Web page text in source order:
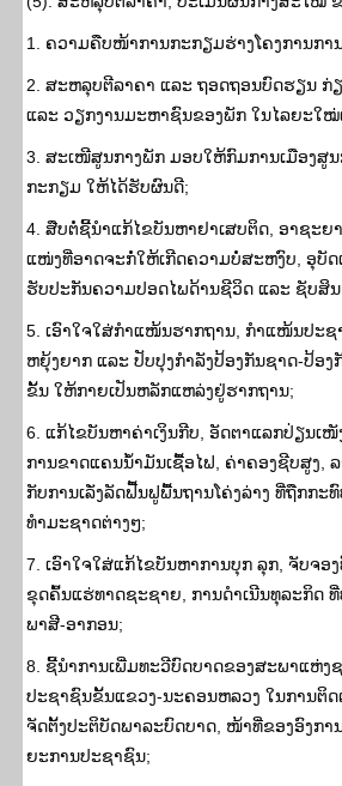
1. ຄວາມຄືບໜ້າການກະກຽມຮ່າງໂຄງການກາ
2. ສະຫລຸບຕີລາຄາ ແລະ ຖອດຖອນບົດຮຽນ ກ່
ແລະ ວຽກງານມະຫາຊົນຂອງພັກ ໃນໄລຍະໃ
3. ສະເໜີສູນກາງພັກ ມອບໃຫ້ກົມການເມືອງສູ
ກະກຽມ ໃຫ້ໄດ້ຮັບຜົນດີ;
4. ສືບຕໍ່ຊີ້ນໍາແກ້ໄຂບັນຫາຢາເສບຕິດ, ອາຊະ
ແໜ່ງທີ່ອາດຈະກໍ່ໃຫ້ເກີດຄວາມບໍ່ສະຫງົບ, ອຸບັ
ຮັບປະກັນຄວາມປອດໄພດ້ານຊີວິດ ແລະ ຊັບສິ
5. ເອົາໃຈໃສ່ກໍາແໜ້ນຮາກຖານ, ກໍາແໜ້ນປະຊ
ຫຍຸ້ງຍາກ ແລະ ປັບປຸງກຳລັງປ້ອງກັນຊາດ-ປ້ອ
ຂັ້ນ ໃຫ້ກາຍເປັນຫລັກແຫລ່ງຢູ່ຮາກຖານ;
6. ແກ້ໄຂບັນຫາຄ່າເງິນກີບ, ອັດຕາແລກປ່ຽນເໜັ
ການຂາດແຄນນໍ້າມັນເຊື້ອໄຟ, ຄ່າຄອງຊີບສູງ,
ກັບການເລັ່ງລັດຟື້ນຟູພື້ນຖານໂຄ່ງລ່າງ ທີ່ຖືກກະ
ທຳມະຊາດຕ່າງໆ;
7. ເອົາໃຈໃສ່ແກ້ໄຂບັນຫາການບຸກ ລຸກ, ຈັບຈອ
ຂຸດຄົ້ນແຮ່ທາດຊະຊາຍ, ການດຳເນີນທຸລະກິດ
ພາສີ-ອາກອນ;
8. ຊີ້ນໍາການເພີ່ມທະວີບົດບາດຂອງສະພາແຫ່ງ
ປະຊາຊົນຂັ້ນແຂວງ-ນະຄອນຫລວງ ໃນການຕິ
ຈັດຕັ້ງປະຕິບັດພາລະບົດບາດ, ໜ້າທີ່ຂອງອົງກາ
ຍະການປະຊາຊົນ;